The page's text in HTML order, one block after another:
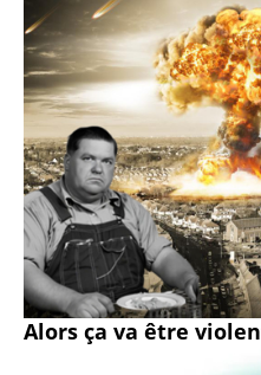
Alors ça va être